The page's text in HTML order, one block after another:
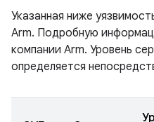
Указанная ниже
Arm. Подробную
компании Arm. Уровень
определяется